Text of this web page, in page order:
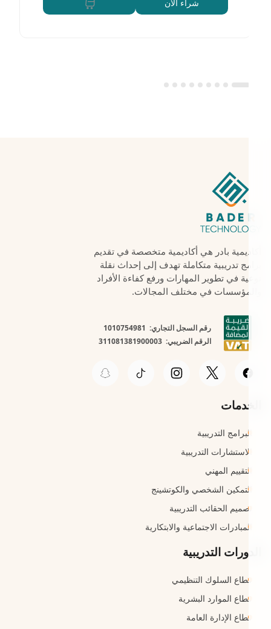
شراء الان
أكاديمية بادر هي أكاديمية متخصصة في تقديم
برامج تدريبية متكاملة تهدف إلى إحداث نقلة
نوعية في تطوير المهارات ورفع كفاءة الأفراد
والمؤسسات في مختلف المجالات.
رقم السجل التجاري: 1010754981
الرقم الضريبي: 311081381900003
الخدمات
البرامج التدريبية
الاستشارات التدريبية
التقييم المهني
التمكين الشخصي والكوتشينج
تصميم الحقائب التدريبية
المبادرات الاجتماعية والابتكارية
الدورات التدريبية
قطاع السلوك التنظيمي
قطاع الموارد البشرية
قطاع الإدارة العامة